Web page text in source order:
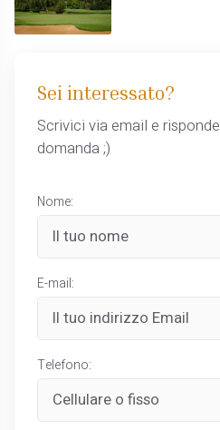
Sei interessato?
Scrivici via email e
domanda ;)
Nome:
E-mail:
Telefono: